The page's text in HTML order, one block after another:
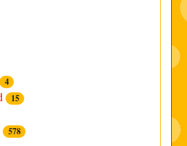
4
15
578